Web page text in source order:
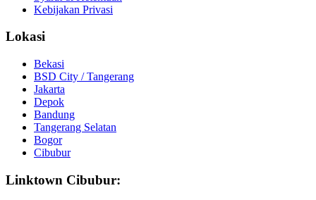
Kebijakan Privasi
Lokasi
Bekasi
BSD City / Tangerang
Jakarta
Depok
Bandung
Tangerang Selatan
Bogor
Cibubur
Linktown Cibubur: